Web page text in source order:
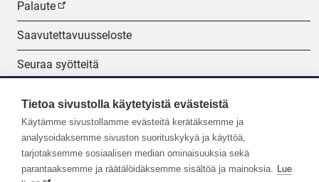
Palaute
Saavutettavuusseloste
Seuraa syötteitä
Seuraa meitä:
Tietoa sivustolla käytetyistä evästeistä
Käytämme sivustollamme evästeitä kerätäksemme ja
analysoidaksemme sivuston suorituskykyä ja käyttöä,
tarjotaksemme sosiaalisen median ominaisuuksia sekä
parantaaksemme ja räätälöidäksemme sisältöä ja mainoksia. Lue